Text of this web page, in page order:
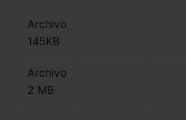
Archivo
145KB
Archivo
2 MB